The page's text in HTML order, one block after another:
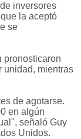
inversores
la aceptó
se
pronosticaron
unidad, mientras
de agotarse.
en algún
señaló Guy
Unidos.